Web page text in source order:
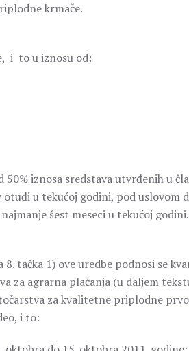
krmače.
i to u iznosu od:
iznosa sredstava utvrđenih u
otuđi u tekućoj godini, pod uslovom
šest meseci u tekućoj godini.
tačka 1) ove uredbe podnosi se
za agrarna plaćanja (u daljem
za kvalitetne priplodne
i to: